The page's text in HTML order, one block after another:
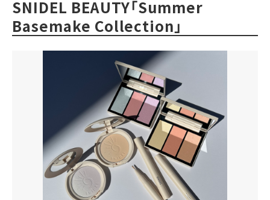
SNIDEL BEAUTY「Summer
Basemake Collection」